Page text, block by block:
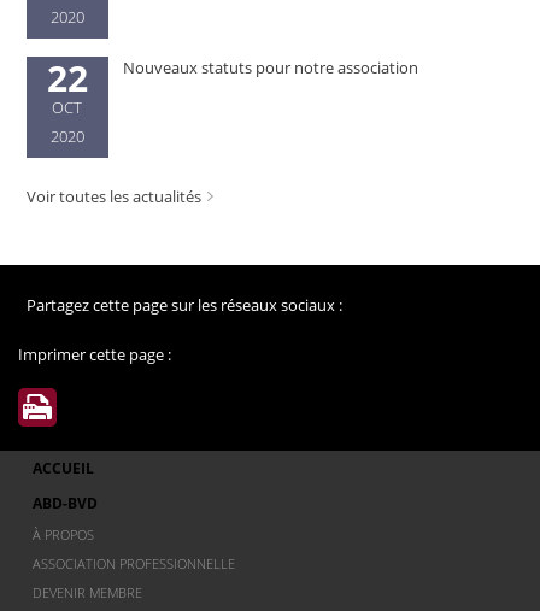
2020
22
OCT
2020
Nouveaux statuts pour notre association
Voir toutes les actualités
Partagez cette page sur les réseaux sociaux :
Imprimer cette page :
ACCUEIL
ABD-BVD
À PROPOS
ASSOCIATION PROFESSIONNELLE
DEVENIR MEMBRE